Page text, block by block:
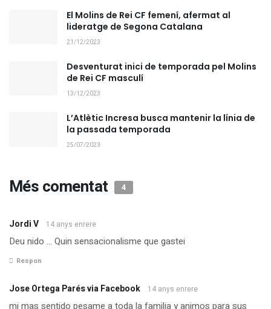
El Molins de Rei CF femení, afermat al
lideratge de Segona Catalana
21/12/2023
Desventurat inici de temporada pel Molins
de Rei CF masculí
13/12/2023
L’Atlètic Incresa busca mantenir la línia de
la passada temporada
25/07/2023
Més comentat 4
Jordi V 14 anys enrere
Deu nido … Quin sensacionalisme que gastei
Respon
Jose Ortega Parés via Facebook 14 anys enrere
mi mas sentido pesame a toda la familia y animos para sus